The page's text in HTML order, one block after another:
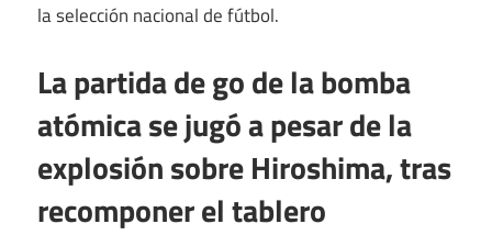
la selección nacional de fútbol.
La partida de go de la bomba
atómica se jugó a pesar de la
explosión sobre Hiroshima, tras
recomponer el tablero